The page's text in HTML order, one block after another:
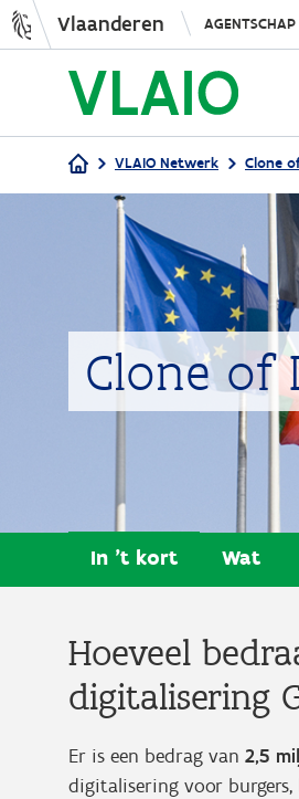
Vlaanderen AGENTSCHAP
Kruimelpad
VLAIO Netwerk Clone
Clone of
In 't kort Wat
Hoeveel
digitalisering
Er is een bedrag van 2,5
digitalisering voor burgers,